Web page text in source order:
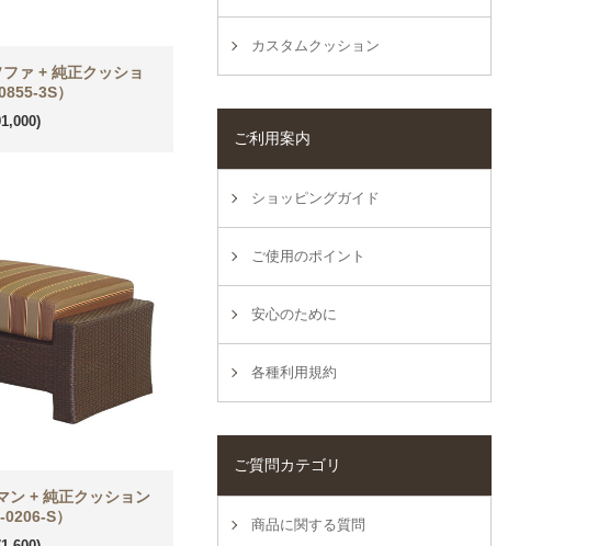
ァ + 純正クッショ
3S）
ン + 純正クッション
S）
カスタムクッション
ご利用案内
ショッピングガイド
ご使用のポイント
安心のために
各種利用規約
ご質問カテゴリ
商品に関する質問